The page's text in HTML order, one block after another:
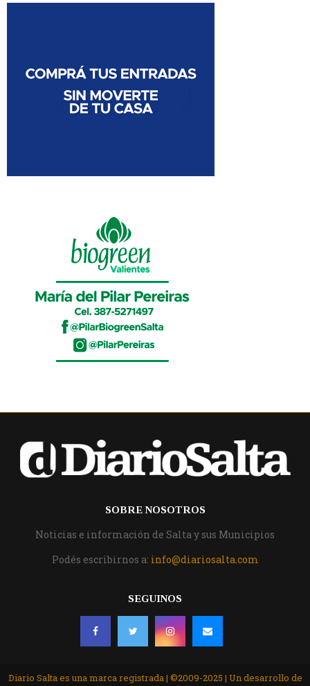
SOBRE NOSOTROS
Noticias e información de Salta y sus Municipios
Podés escribirnos a: info@diariosalta.com
SEGUINOS
Diario Salta es una marca registrada | ©2009-2025 | Un desarrollo de